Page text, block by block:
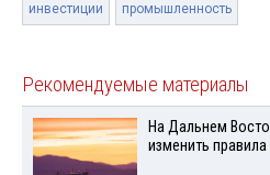
инвестиции промышленность
Рекомендуемые материалы
На Дальнем
изменить